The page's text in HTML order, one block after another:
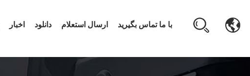
اخبار دانلود ارسال استعلام با ما تماس بگیرید